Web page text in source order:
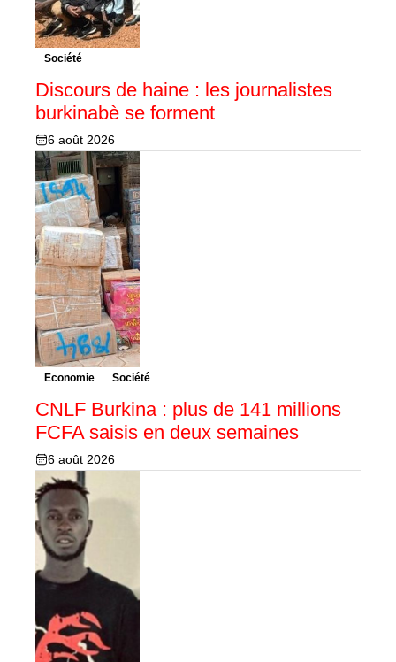
Société
Discours de haine : les journalistes
burkinabè se forment
6 août 2026
Economie Société
CNLF Burkina : plus de 141 millions
FCFA saisis en deux semaines
6 août 2026